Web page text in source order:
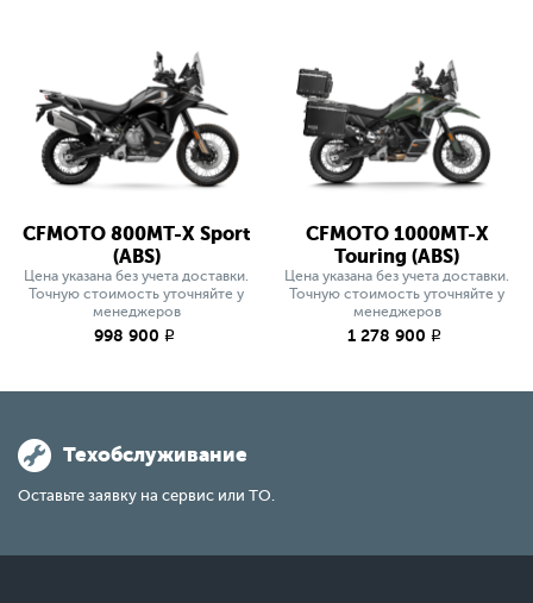
CFMOTO 800MT-X Sport
(ABS)
Цена указана без учета доставки.
Точную стоимость уточняйте у
менеджеров
998 900 q
CFMOTO 1000MT-X
Touring (ABS)
Цена указана без учета доставки.
Точную стоимость уточняйте у
менеджеров
1 278 900 q
Техобслуживание
Оставьте заявку на сервис или ТО.